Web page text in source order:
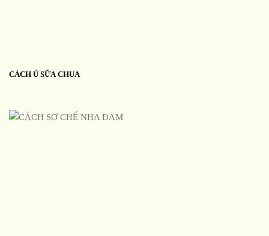
CÁCH Ủ SỮA CHUA